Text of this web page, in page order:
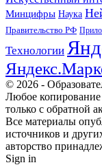
Минцифры Наука
Правительство РФ
Технологии
© 2026 -
Любое копирование
только с обратной
Все материалы
источников и
авторство
Sign in